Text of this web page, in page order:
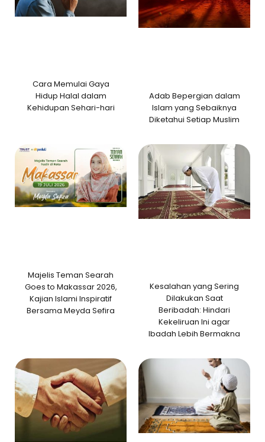
Cara Memulai Gaya
Hidup Halal dalam
Kehidupan Sehari-hari
Adab Bepergian dalam
Islam yang Sebaiknya
Diketahui Setiap Muslim
Majelis Teman Searah
Goes to Makassar 2026,
Kajian Islami Inspiratif
Bersama Meyda Sefira
Kesalahan yang Sering
Dilakukan Saat
Beribadah: Hindari
Kekeliruan Ini agar
Ibadah Lebih Bermakna